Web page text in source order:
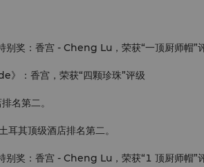
奖：香宫 - Cheng Lu，荣获“一顶厨师帽”
：香宫，荣获“四颗珍珠”评级
名第二。
其顶级酒店排名第二。
奖：香宫 - Cheng Lu，荣获“1 顶厨师帽”